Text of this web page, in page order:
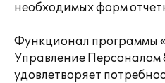
необходимых форм
Функционал программы
Управление Персоналом
удовлетворяет